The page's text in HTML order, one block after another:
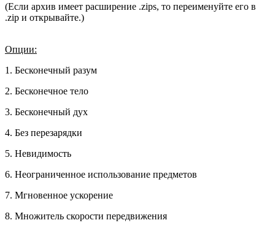
(Если архив имеет расширение .zips, то переименуйте его в
.zip и открывайте.)
Опции:
1. Бесконечный разум
2. Бесконечное тело
3. Бесконечный дух
4. Без перезарядки
5. Невидимость
6. Неограниченное использование предметов
7. Мгновенное ускорение
8. Множитель скорости передвижения